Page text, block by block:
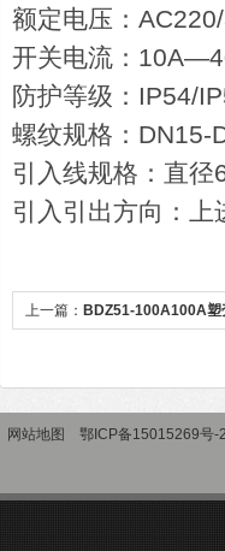
额定电压：
开关电流：
防护等级：IP54/
螺纹规格：DN15-
引入线规格：直
引入引出方向：上
上一篇： BDZ51-100A100A塑
网站地图 鄂ICP备15015269号-